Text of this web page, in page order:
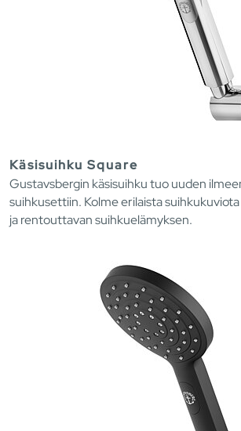
Käsisuihku Square
Gustavsbergin käsisuihku tuo uuden
suihkusettiin. Kolme erilaista
ja rentouttavan suihkuelämyksen.